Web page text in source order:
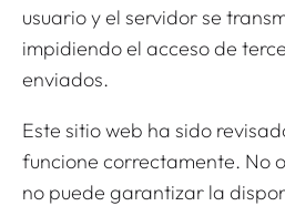
usuario y el servidor se
impidiendo el acceso de
enviados.
Este sitio web ha sido
funcione correctamente. No
no puede garantizar la